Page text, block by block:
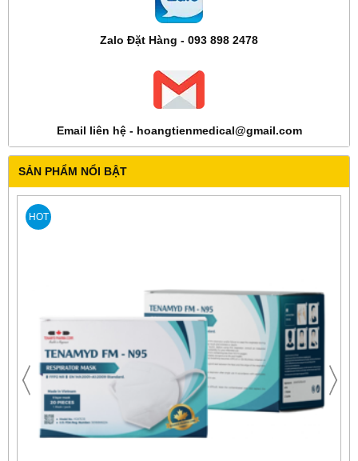
Zalo Đặt Hàng - 093 898 2478
Email liên hệ - hoangtienmedical@gmail.com
SẢN PHẨM NỔI BẬT
HOT